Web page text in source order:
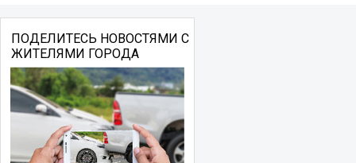
ПОДЕЛИТЕСЬ НОВОСТЯМИ С
ЖИТЕЛЯМИ ГОРОДА